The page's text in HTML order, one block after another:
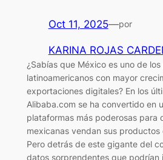
Oct 11, 2025—por
KARINA ROJAS
¿Sabías que México es uno de los
latinoamericanos con mayor
exportaciones digitales? En los
Alibaba.com se ha convertido en
plataformas más poderosas para
mexicanas vendan sus productos
Pero detrás de este gigante del
datos sorprendentes que podrían